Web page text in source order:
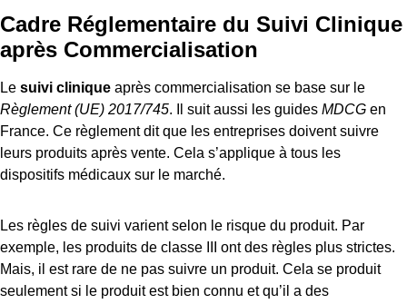
Cadre Réglementaire du Suivi Clinique
après Commercialisation
Le suivi clinique après commercialisation se base sur le
Règlement (UE) 2017/745. Il suit aussi les guides MDCG en
France. Ce règlement dit que les entreprises doivent suivre
leurs produits après vente. Cela s’applique à tous les
dispositifs médicaux sur le marché.
Les règles de suivi varient selon le risque du produit. Par
exemple, les produits de classe III ont des règles plus strictes.
Mais, il est rare de ne pas suivre un produit. Cela se produit
seulement si le produit est bien connu et qu’il a des